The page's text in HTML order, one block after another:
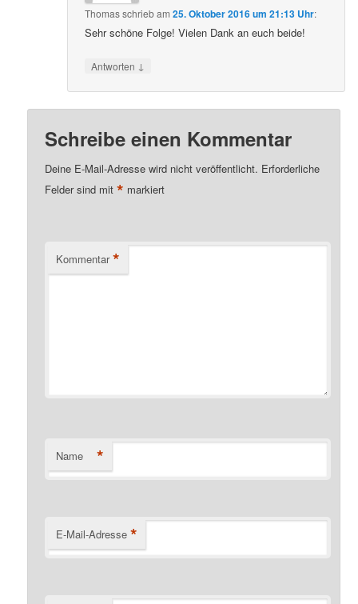
Thomasschriebam25. Oktober 2016 um 21:13 Uhr:
Sehr schöne Folge! Vielen Dank an euch beide!
Antworten ↓
Schreibe einen Kommentar
Deine E-Mail-Adresse wird nicht veröffentlicht. Erforderliche
Felder sind mit* markiert
Kommentar *
Name *
E-Mail-Adresse *